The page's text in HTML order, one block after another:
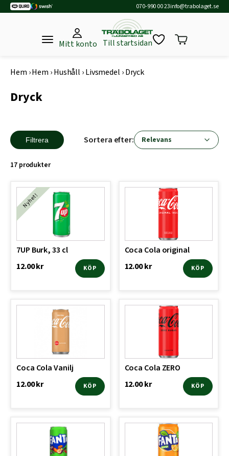
070-990 00 23info@trabolaget.se
Mitt konto Till startsidan
Hem ›Hem ›Hushåll ›Livsmedel ›Dryck
Dryck
Filtrera Sortera efter:
17 produkter
Nyhet!
7UP Burk, 33 cl
12.00kr KÖP
Coca Cola original
12.00kr KÖP
Coca Cola Vanilj
12.00kr KÖP
Coca Cola ZERO
12.00kr KÖP